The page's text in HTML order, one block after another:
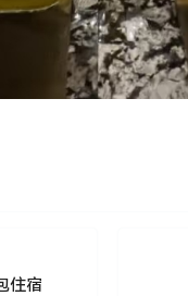
住宿